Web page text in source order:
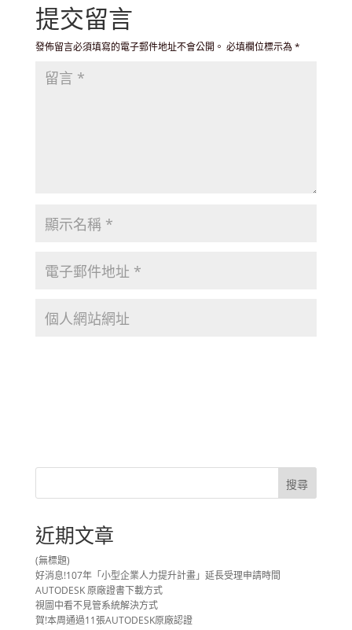
提交留言
發佈留言必須填寫的電子郵件地址不會公開。 必填欄位標示為*
近期文章
(無標題)
好消息!107年「小型企業人力提升計畫」延長受理申請時間
AUTODESK 原廠證書下載方式
視圖中看不見管系統解決方式
賀!本周通過11張AUTODESK原廠認證